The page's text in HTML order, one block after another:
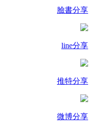
臉書分享
line分享
推特分享
微博分享